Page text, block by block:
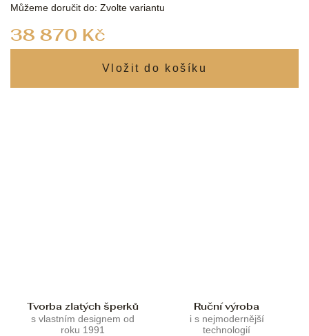
38 870 Kč
Můžeme doručit do: Zvolte variantu
Tvorba zlatých šperků
s vlastním designem od
roku 1991
Ruční výroba
i s nejmodernější
technologií